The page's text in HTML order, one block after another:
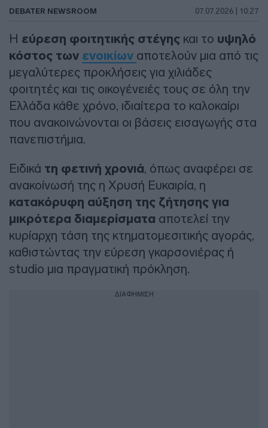
DEBATER NEWSROOM 07.07.2026 | 10:27
Η εύρεση φοιτητικής στέγης και το υψηλό
κόστος των ενοικίων αποτελούν μια από τις
μεγαλύτερες προκλήσεις για χιλιάδες
φοιτητές και τις οικογένειές τους σε όλη την
Ελλάδα κάθε χρόνο, ιδιαίτερα το καλοκαίρι
που ανακοινώνονται οι βάσεις εισαγωγής στα
πανεπιστήμια.
Ειδικά τη φετινή χρονιά, όπως αναφέρει σε
ανακοίνωσή της η Χρυσή Ευκαιρία, η
κατακόρυφη αύξηση της ζήτησης για
μικρότερα διαμερίσματα αποτελεί την
κυρίαρχη τάση της κτηματομεσιτικής αγοράς,
καθιστώντας την εύρεση γκαρσονιέρας ή
studio μια πραγματική πρόκληση.
ΔΙΑΦΗΜΙΣΗ